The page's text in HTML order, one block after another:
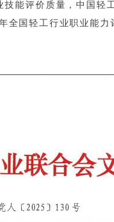
技能评价质量，中国轻
全国轻工行业职业能力